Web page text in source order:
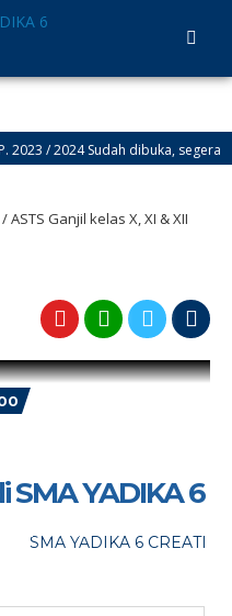
/ 2024 Sudah dibuka, segera
/ASTS Ganjil kelas X, XI & XII
lewat
YADIKA 6
SMA YADIKA 6